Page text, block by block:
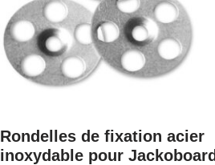
Rondelles de fixation acier
inoxydable pour Jackoboard